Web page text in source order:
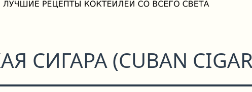
СИГАРА(CUBAN CIGAR